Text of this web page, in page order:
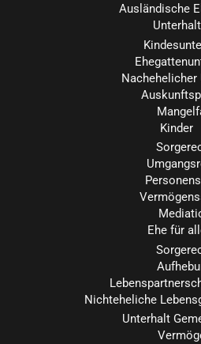
Ausländische
Unterhalt
Nachehelicher
Kinder
Ehe für
Nichteheliche
Unterhalt